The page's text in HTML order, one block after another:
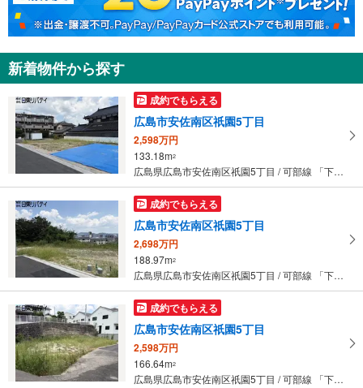
新着物件から探す
成約でもらえる
広島市安佐南区祇園5丁目
2,598万円
133.18m2
広島県広島市安佐南区祇園5丁目 / 可部線 「下祇園」駅 徒歩16分
成約でもらえる
広島市安佐南区祇園5丁目
2,698万円
188.97m2
広島県広島市安佐南区祇園5丁目 / 可部線 「下祇園」駅 徒歩16分
成約でもらえる
広島市安佐南区祇園5丁目
2,598万円
166.64m2
広島県広島市安佐南区祇園5丁目 / 可部線 「下祇園」駅 徒歩16分